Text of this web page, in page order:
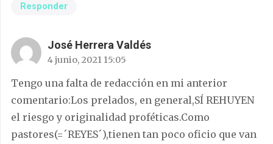
Responder
José Herrera Valdés
4 junio, 2021 15:05
Tengo una falta de redacción en mi anterior
comentario:Los prelados, en general,SÍ REHUYEN
el riesgo y originalidad proféticas.Como
pastores(=´REYES´),tienen tan poco oficio que van